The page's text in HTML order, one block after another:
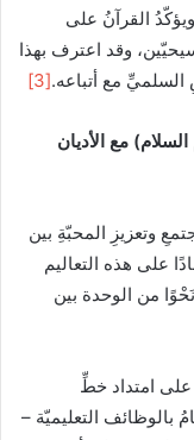
ويؤكّدُ القرآنُ على
وقد اعترف بهذا
السلميِّ مع أتباعه.[3]
مع الأديان
وتعزيزِ المحبّةِ بين
على هذه التعاليم
من الوحدة بين
على امتداد خطِّ
بالوظائف التعليميّة –